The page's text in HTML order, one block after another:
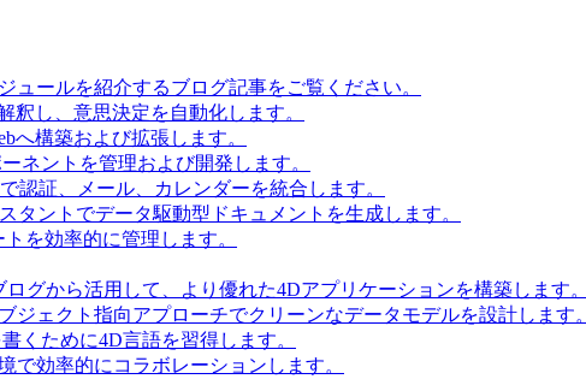
ュールを紹介するブログ記事をご覧ください。
し、意思決定を自動化します。
へ構築および拡張します。
ネントを管理および開発します。
認証、メール、カレンダーを統合します。
タントでデータ駆動型ドキュメントを生成します。
を効率的に管理します。
グから活用して、より優れた4Dアプリケーションを構築します。
ジェクト指向アプローチでクリーンなデータモデルを設計します。
くために4D言語を習得します。
で効率的にコラボレーションします。